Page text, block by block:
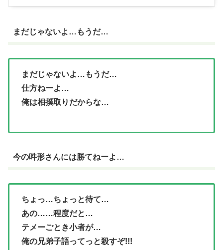
まだじゃないよ…もうだ…
まだじゃないよ…もうだ…
仕方ねーよ…
俺は相撲取りだからな…
今の吽形さんには勝てねーよ…
ちょっ…ちょっと待て…
あの……程度だと…
テメーごとき小者が…
俺の兄弟子語ってっと殺すぞ!!!